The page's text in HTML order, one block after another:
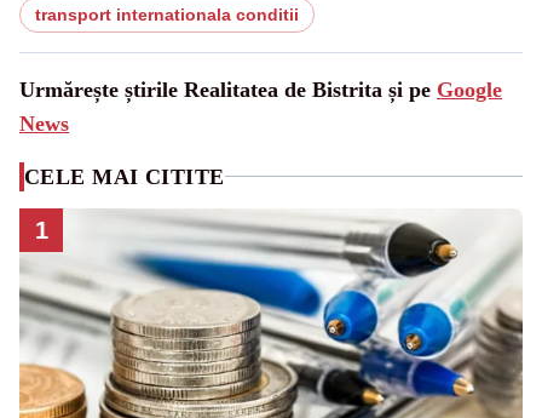
transport internationala conditii
Urmărește știrile Realitatea de Bistrita și pe Google
News
CELE MAI CITITE
1